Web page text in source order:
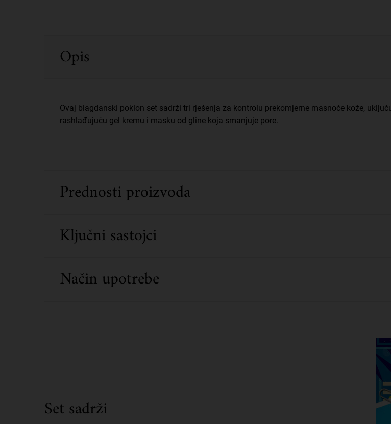
Opis
Ovaj blagdanski poklon set sadrži tri rješenja za kontrolu prekomjerne masnoće kože,
rashlađujuću gel kremu i masku od gline koja smanjuje pore.
Prednosti proizvoda
Ključni sastojci
Način upotrebe
Set sadrži